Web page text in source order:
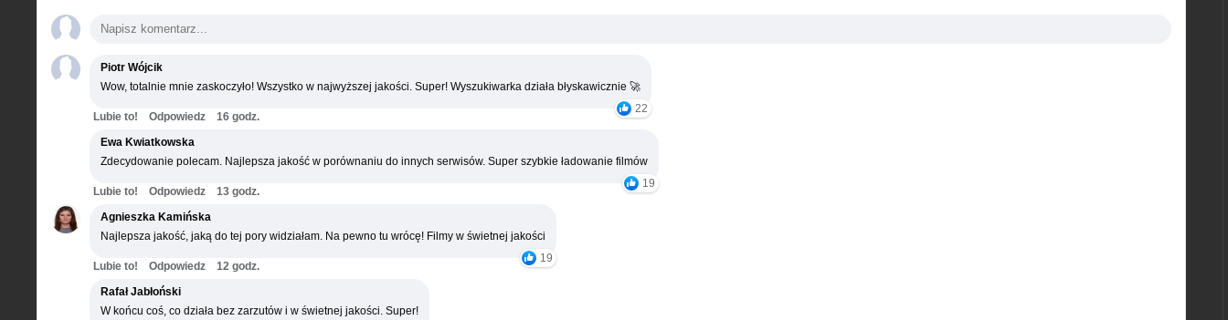
Piotr Wójcik
Wow, totalnie mnie zaskoczyło! Wszystko w najwyższej jakości. Super! Wyszukiwarka działa błyskawicznie 🚀
22
Lubie to! Odpowiedz
16 godz.
Ewa Kwiatkowska
Zdecydowanie polecam. Najlepsza jakość w porównaniu do innych serwisów. Super szybkie ładowanie filmów
19
Lubie to! Odpowiedz
13 godz.
Agnieszka Kamińska
Najlepsza jakość, jaką do tej pory widziałam. Na pewno tu wrócę! Filmy w świetnej jakości
19
Lubie to! Odpowiedz
12 godz.
Rafał Jabłoński
W końcu coś, co działa bez zarzutów i w świetnej jakości. Super!